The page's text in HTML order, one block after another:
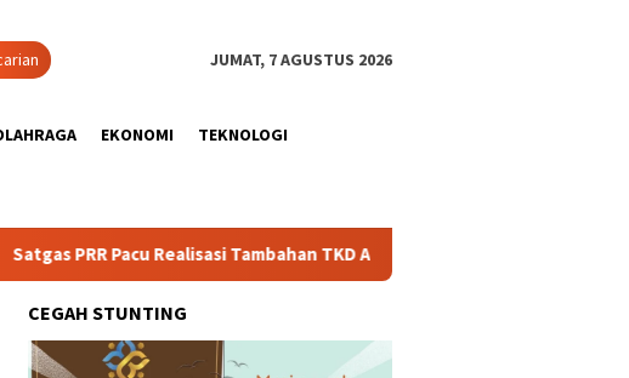
JUMAT, 7 AGUSTUS 2026
EKONOMI TEKNOLOGI
Realisasi Tambahan TKD Aceh Rp1,65 Triliun, Pastikan Transparan dan
CEGAH STUNTING